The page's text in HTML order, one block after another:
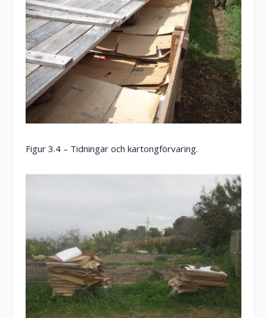
Figur 3.4 – Tidningar och kartongförvaring.